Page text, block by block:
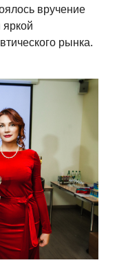
вручение
рынка.